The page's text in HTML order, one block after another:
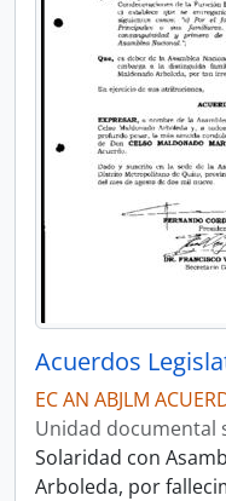
Acuerdos
EC AN ABJLM
Unidad documental
Solaridad con
Arboleda, por